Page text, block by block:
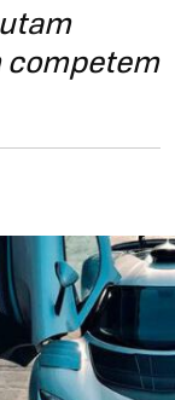
competem